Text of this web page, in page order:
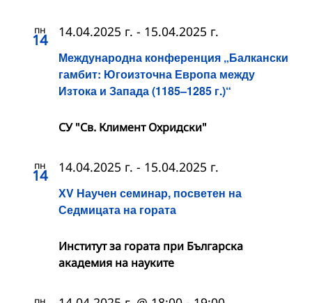
пн
14
Международна конференция „Балкански
гамбит: Югоизточна Европа между
Изтока и Запада (1185–1285 г.)“
14.04.2025 г. - 15.04.2025 г.
СУ "Св. Климент Охридски"
пн
14
ХV Научен семинар, посветен на
Седмицата на гората
14.04.2025 г. - 15.04.2025 г.
Институт за гората при Българска
академия на науките